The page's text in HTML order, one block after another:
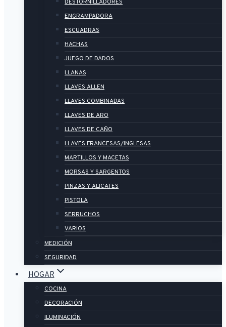
DESTORNILLADORES
ENGRAMPADORA
ESCUADRAS
HACHAS
JUEGO DE DADOS
LLANAS
LLAVES ALLEN
LLAVES COMBINADAS
LLAVES DE ARO
LLAVES DE CAÑO
LLAVES FRANCESAS/INGLESAS
MARTILLOS Y MACETAS
MORSAS Y SARGENTOS
PINZAS Y ALICATES
PISTOLA
SERRUCHOS
VARIOS
MEDICIÓN
SEGURIDAD
HOGAR
COCINA
DECORACIÓN
ILUMINACIÓN